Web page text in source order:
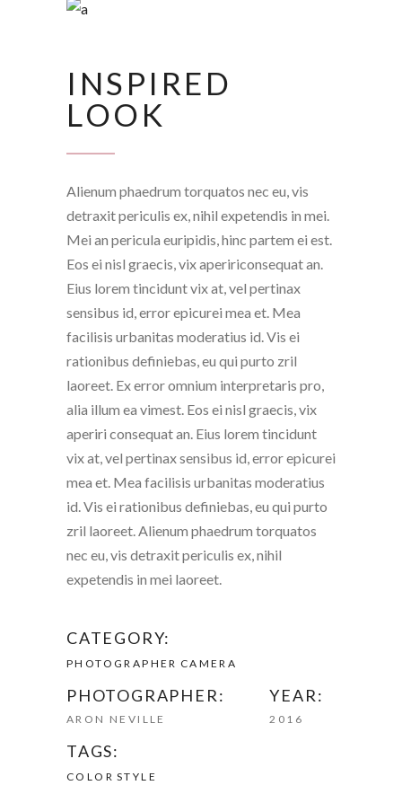
INSPIRED
LOOK
Alienum phaedrum torquatos nec eu, vis
detraxit periculis ex, nihil expetendis in mei.
Mei an pericula euripidis, hinc partem ei est.
Eos ei nisl graecis, vix apeririconsequat an.
Eius lorem tincidunt vix at, vel pertinax
sensibus id, error epicurei mea et. Mea
facilisis urbanitas moderatius id. Vis ei
rationibus definiebas, eu qui purto zril
laoreet. Ex error omnium interpretaris pro,
alia illum ea vimest. Eos ei nisl graecis, vix
aperiri consequat an. Eius lorem tincidunt
vix at, vel pertinax sensibus id, error epicurei
mea et. Mea facilisis urbanitas moderatius
id. Vis ei rationibus definiebas, eu qui purto
zril laoreet. Alienum phaedrum torquatos
nec eu, vis detraxit periculis ex, nihil
expetendis in mei laoreet.
CATEGORY:
PHOTOGRAPHER CAMERA
PHOTOGRAPHER:
ARON NEVILLE
YEAR:
2016
TAGS:
COLOR STYLE